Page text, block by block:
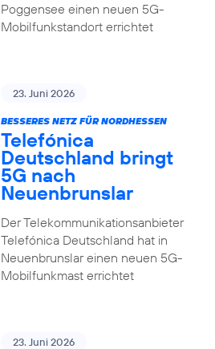
Poggensee einen neuen 5G-
Mobilfunkstandort errichtet
23. Juni 2026
BESSERES NETZ FÜR NORDHESSEN
Telefónica
Deutschland bringt
5G nach
Neuenbrunslar
Der Telekommunikationsanbieter
Telefónica Deutschland hat in
Neuenbrunslar einen neuen 5G-
Mobilfunkmast errichtet
23. Juni 2026